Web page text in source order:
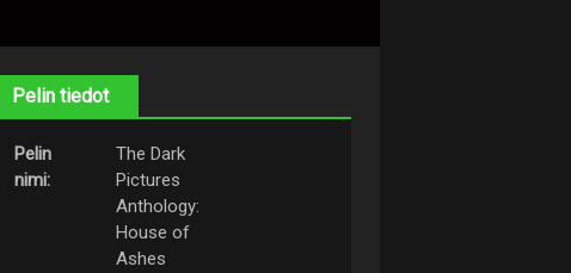
Pelin tiedot
Pelin
nimi:
The Dark
Pictures
Anthology:
House of
Ashes